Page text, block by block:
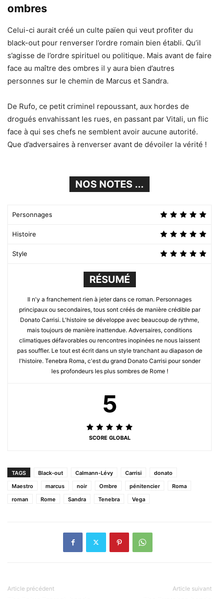
ombres
Celui-ci aurait créé un culte païen qui veut profiter du
black-out pour renverser l’ordre romain bien établi. Qu’il
s’agisse de l’ordre spirituel ou politique. Mais avant de faire
face au maître des ombres il y aura bien d’autres
personnes sur le chemin de Marcus et Sandra.
De Rufo, ce petit criminel repoussant, aux hordes de
drogués envahissant les rues, en passant par Vitali, un flic
face à qui ses chefs ne semblent avoir aucune autorité.
Que d’adversaires à renverser avant de dévoiler la vérité !
NOS NOTES ...
Personnages
Histoire
Style
RÉSUMÉ
Il n'y a franchement rien à jeter dans ce roman. Personnages
principaux ou secondaires, tous sont créés de manière crédible par
Donato Carrisi. L'histoire se développe avec beaucoup de rythme,
mais toujours de manière inattendue. Adversaires, conditions
climatiques défavorables ou rencontres inopinées ne nous laissent
pas souffler. Le tout est écrit dans un style tranchant au diapason de
l'histoire. Tenebra Roma, c'est du grand Donato Carrisi pour sonder
les profondeurs les plus sombres de Rome !
5
SCORE GLOBAL
TAGS Black-out Calmann-Lévy Carrisi
donato
Maestro
marcus noir Ombre pénitencier
Roma
roman
Rome Sandra Tenebra Vega
Article précédent Article suivant